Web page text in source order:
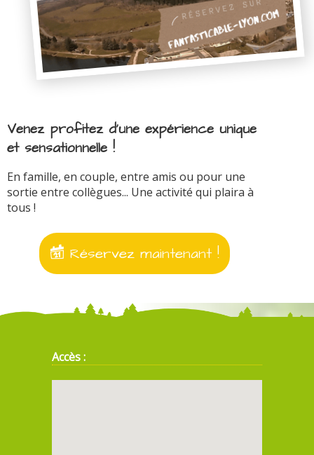
Venez profitez d'une expérience unique
et sensationnelle !
En famille, en couple, entre amis ou pour une
sortie entre collègues... Une activité qui plaira à
tous !
Réservez maintenant !
Accès :